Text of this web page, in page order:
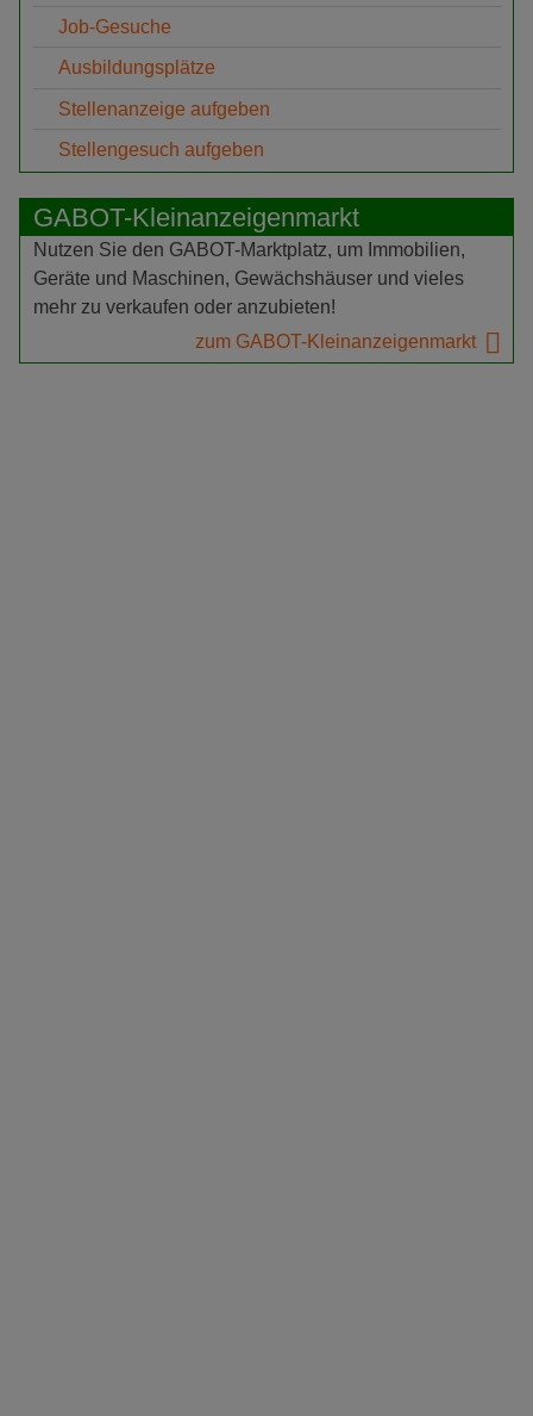
Job-Gesuche
Ausbildungsplätze
Stellenanzeige aufgeben
Stellengesuch aufgeben
GABOT-Kleinanzeigenmarkt
Nutzen Sie den GABOT-Marktplatz, um Immobilien,
Geräte und Maschinen, Gewächshäuser und vieles
mehr zu verkaufen oder anzubieten!
zum GABOT-Kleinanzeigenmarkt